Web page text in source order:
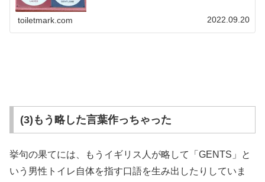
toiletmark.com 2022.09.20
(3)もう略した言葉作っちゃった
挙句の果てには、もうイギリス人が略して「GENTS」と
いう男性トイレ自体を指す口語を生み出したりしていま